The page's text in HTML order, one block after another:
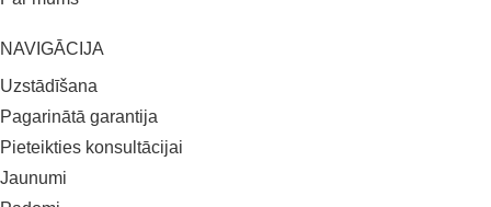
NAVIGĀCIJA
Uzstādīšana
Pagarinātā garantija
Pieteikties konsultācijai
Jaunumi